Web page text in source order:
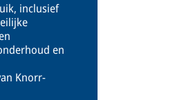
inclusief
en
Knorr-